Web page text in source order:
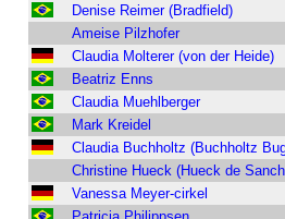
Denise Reimer (Bradfield)
Ameise Pilzhofer
Claudia Molterer (von der Heide)
Beatriz Enns
Claudia Muehlberger
Mark Kreidel
Claudia Buchholtz (Buchholtz
Christine Hueck (Hueck de
Vanessa Meyer-cirkel